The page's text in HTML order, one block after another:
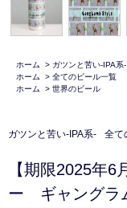
ホーム > ガツンと苦い-IPA系-
ホーム
> 全てのビール一覧
ホーム
> 世界のビール
ガツンと苦い-IPA系- 全て
【期限2025年
ー ギャングラ